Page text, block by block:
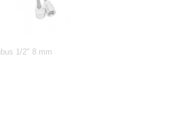
1/2" 8 mm